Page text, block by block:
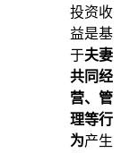
投资收
益是基
于夫妻
共同经
营、管
理等行
为产生